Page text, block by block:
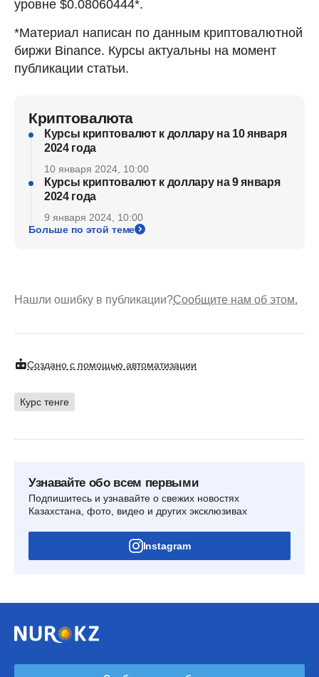
уровне $0.08060444*.
*Материал написан по данным криптовалютной
биржи Binance. Курсы актуальны на момент
публикации статьи.
Криптовалюта
Курсы криптовалют к доллару на 10 января
2024 года
10 января 2024, 10:00
Курсы криптовалют к доллару на 9 января
2024 года
9 января 2024, 10:00
Больше по этой теме
Нашли ошибку в публикации?Сообщите нам об этом.
Создано с помощью автоматизации
Курс тенге
Узнавайте обо всем первыми
Подпишитесь и узнавайте о свежих новостях
Казахстана, фото, видео и других эксклюзивах
Instagram